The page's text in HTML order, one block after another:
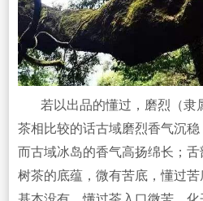
若以出品的懂过，磨烈（隶
茶相比较的话古域磨烈香气沉稳
而古域冰岛的香气高扬绵长；
树茶的底蕴，微有苦底，懂过